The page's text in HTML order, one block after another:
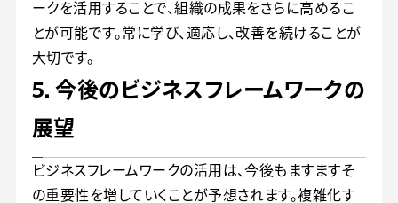
ークを活用することで、組織の成果をさらに高めるこ
とが可能です。常に学び、適応し、改善を続けることが
大切です。
5. 今後のビジネスフレームワークの
展望
ビジネスフレームワークの活用は、今後もますますそ
の重要性を増していくことが予想されます。複雑化す